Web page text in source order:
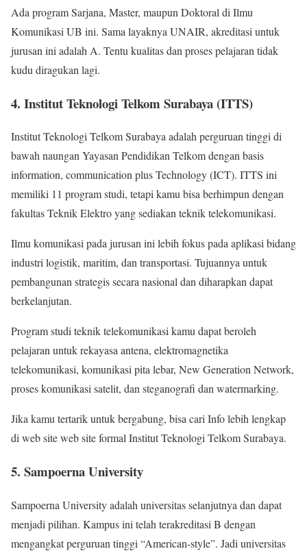
Ada program Sarjana, Master, maupun Doktoral di Ilmu
Komunikasi UB ini. Sama layaknya UNAIR, akreditasi untuk
jurusan ini adalah A. Tentu kualitas dan proses pelajaran tidak
kudu diragukan lagi.
4. Institut Teknologi Telkom Surabaya (ITTS)
Institut Teknologi Telkom Surabaya adalah perguruan tinggi di
bawah naungan Yayasan Pendidikan Telkom dengan basis
information, communication plus Technology (ICT). ITTS ini
memiliki 11 program studi, tetapi kamu bisa berhimpun dengan
fakultas Teknik Elektro yang sediakan teknik telekomunikasi.
Ilmu komunikasi pada jurusan ini lebih fokus pada aplikasi bidang
industri logistik, maritim, dan transportasi. Tujuannya untuk
pembangunan strategis secara nasional dan diharapkan dapat
berkelanjutan.
Program studi teknik telekomunikasi kamu dapat beroleh
pelajaran untuk rekayasa antena, elektromagnetika
telekomunikasi, komunikasi pita lebar, New Generation Network,
proses komunikasi satelit, dan steganografi dan watermarking.
Jika kamu tertarik untuk bergabung, bisa cari Info lebih lengkap
di web site web site formal Institut Teknologi Telkom Surabaya.
5. Sampoerna University
Sampoerna University adalah universitas selanjutnya dan dapat
menjadi pilihan. Kampus ini telah terakreditasi B dengan
mengangkat perguruan tinggi “American-style”. Jadi universitas